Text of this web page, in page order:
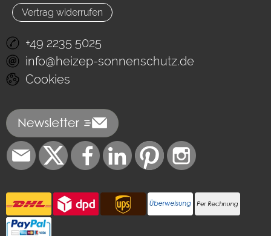
Vertrag widerrufen
+49 2235 5025
info@heizep-sonnenschutz.de
Cookies